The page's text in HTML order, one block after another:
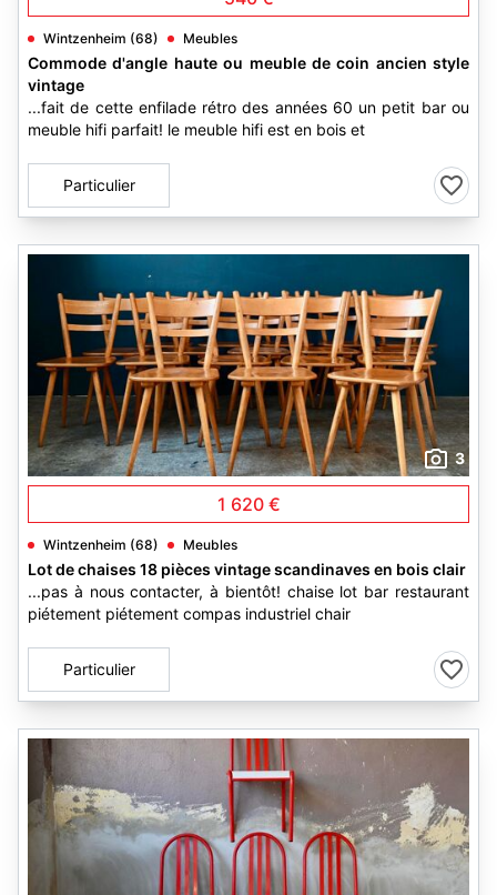
Wintzenheim (68) Meubles
Commode d'angle haute ou meuble de coin ancien style
vintage
...fait de cette enfilade rétro des années 60 un petit bar ou
meuble hifi parfait! le meuble hifi est en bois et
Particulier
3
1 620 €
Wintzenheim (68) Meubles
Lot de chaises 18 pièces vintage scandinaves en bois clair
...pas à nous contacter, à bientôt! chaise lot bar restaurant
piétement piétement compas industriel chair
Particulier